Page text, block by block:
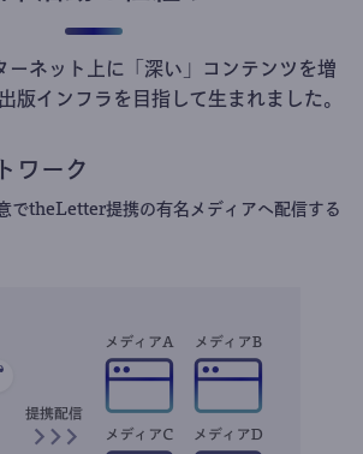
ネット上に「深い」コンテンツを増
版インフラを目指して生まれました。
ワーク
でtheLetter提携の有名メディアへ配信する